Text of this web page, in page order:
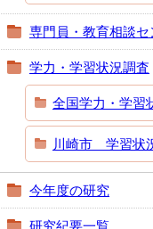
専門員・教育相談セ
学力・学習状況調査
全国学力・学
川崎市 学習状
今年度の研究
研究紀要一覧